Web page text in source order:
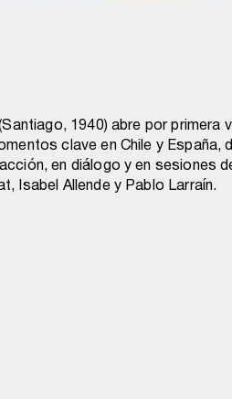
1940) abre por primera
clave en Chile y España,
en diálogo y en sesiones
Isabel Allende y Pablo Larraín.